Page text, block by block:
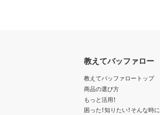
教えてバッファロー
教えてバッファロートップ
商品の選び方
もっと活用！
困った！知りたい！そんな時に